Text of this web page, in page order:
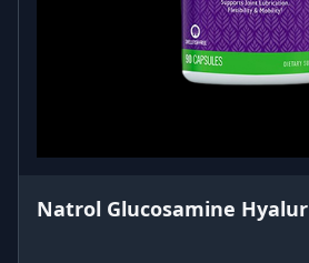
Natrol Glucosamine Hyalur